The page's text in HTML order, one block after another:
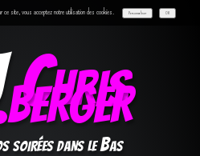
ce site, vous acceptez notre utilisation des cookies. Personnaliser OK
Chris
soirées dans le Bas